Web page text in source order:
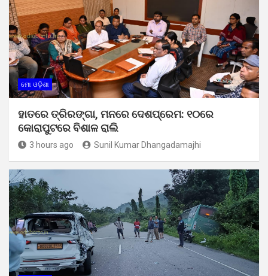
ମୋ ଓଡ଼ିଶା
ହାତରେ ତ୍ରିରଙ୍ଗା, ମନରେ ଦେଶପ୍ରେମ: ୧୦ରେ
କୋରାପୁଟରେ ବିଶାଳ ରାଲି
3 hours ago Sunil Kumar Dhangadamajhi